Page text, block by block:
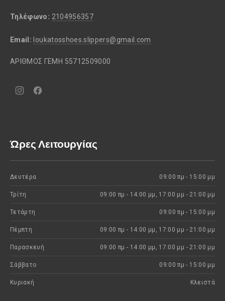
Τηλέφωνο: 2104956357
Email: loukatosshoes.slippers@gmail.com
ΑΡΙΘΜΟΣ ΓΕΜΗ 55712509000
Νέο
Νέο
Ώρες Λειτουργίας
Δευτέρα 09:00 πμ - 15:00 μμ
Τρίτη 09:00 πμ - 14:00 μμ, 17:00 μμ - 21:00 μμ
Τετάρτη 09:00 πμ - 15:00 μμ
Πέμπτη 09:00 πμ - 14:00 μμ, 17:00 μμ - 21:00 μμ
Παρασκευή 09:00 πμ - 14:00 μμ, 17:00 μμ - 21:00 μμ
Σάββατο 09:00 πμ - 15:00 μμ
Κυριακή Kλειστά